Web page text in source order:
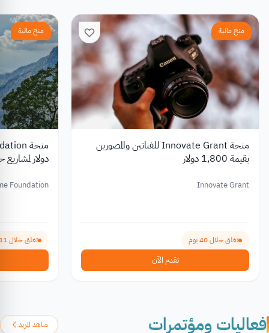
منح مالية
منحة Innovate Grant للفنانين والمصورين
بقيمة 1,800 دولار
Innovate Grant
تغلق خلال 40 يوم
تقدم الآن
منح مالية
دولار
Foundation
تغلق خلال 111 يوم
فعاليات ومؤتمرات شاهد المزيد